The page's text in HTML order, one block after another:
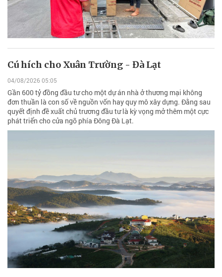
Cú hích cho Xuân Trường - Đà Lạt
04/08/2026 05:05
Gần 600 tỷ đồng đầu tư cho một dự án nhà ở thương mại không
đơn thuần là con số về nguồn vốn hay quy mô xây dựng. Đằng sau
quyết định đề xuất chủ trương đầu tư là kỳ vọng mở thêm một cực
phát triển cho cửa ngõ phía Đông Đà Lạt.